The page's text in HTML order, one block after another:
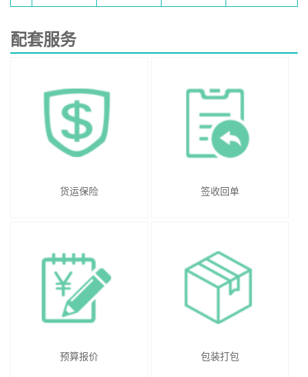
配套服务
货运保险 签收回单
预算报价 包装打包